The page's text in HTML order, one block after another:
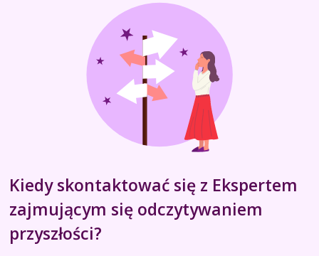
Kiedy skontaktować się z Ekspertem
zajmującym się odczytywaniem
przyszłości?